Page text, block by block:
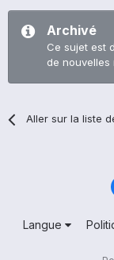
Archivé
Ce sujet est
de nouvelles
Aller sur la liste
Langue